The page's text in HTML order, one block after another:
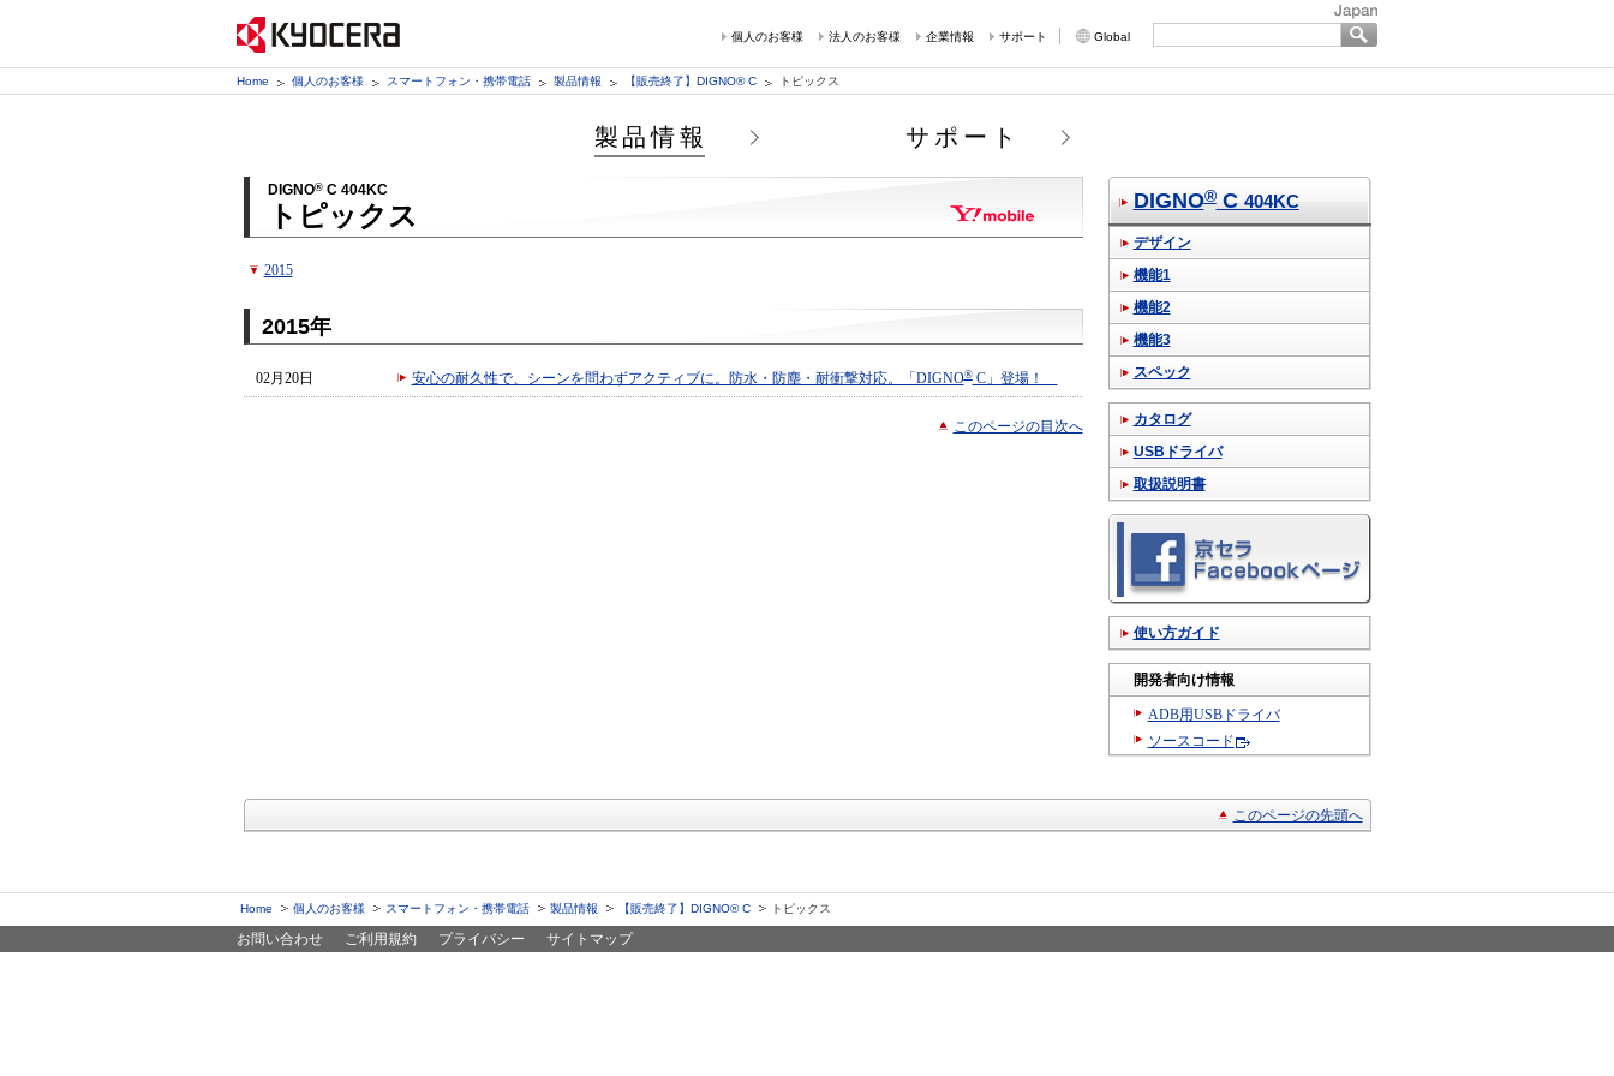
個人のお客様 法人のお客様 企業情報 サポート Global
Home 個人のお客様 スマートフォン・携帯電話 製品情報 【販売終了】DIGNO® C トピックス
製品情報 サポート
DIGNO®C 404KC
トピックス
2015
2015年
02月20日 安心の耐久性で、シーンを問わずアクティブに。防水・防塵・耐衝撃対応。「DIGNO®C」登場！
このページの目次へ
DIGNO®C 404KC
デザイン
機能1
機能2
機能3
スペック
カタログ
USBドライバ
取扱説明書
使い方ガイド
開発者向け情報
ADB用USBドライバ
ソースコード
このページの先頭へ
Home 個人のお客様 スマートフォン・携帯電話 製品情報 【販売終了】DIGNO® C トピックス
お問い合わせ ご利用規約 プライバシー サイトマップ